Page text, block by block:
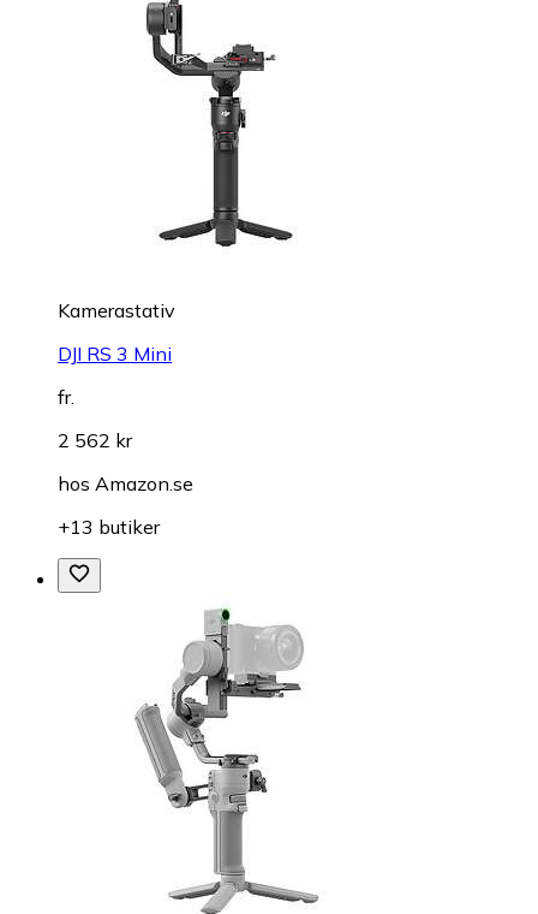
Kamerastativ
DJI RS 3 Mini
fr.
2 562 kr
hos Amazon.se
+13 butiker